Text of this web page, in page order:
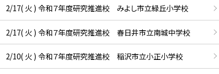
2/17( 火 ) 令和７年度研究推進校 みよし市立緑丘小学校
2/17( 火 ) 令和７年度研究推進校 春日井市立南城中学校
2/10( 火 ) 令和７年度研究推進校 稲沢市立小正小学校